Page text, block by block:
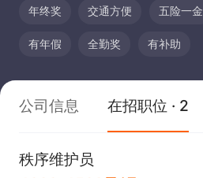
年终奖 交通方便 五险一金
有年假 全勤奖 有补助
公司信息 在招职位 · 2
秩序维护员